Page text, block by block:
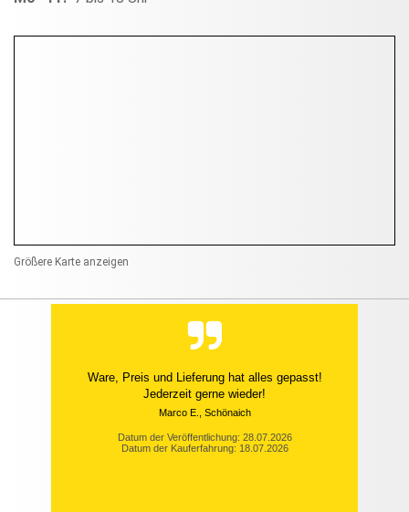
Größere Karte anzeigen
Ware, Preis und Lieferung hat alles gepasst!
Jederzeit gerne wieder!
Marco E., Schönaich
Datum der Veröffentlichung: 28.07.2026
Datum der Kauferfahrung: 18.07.2026